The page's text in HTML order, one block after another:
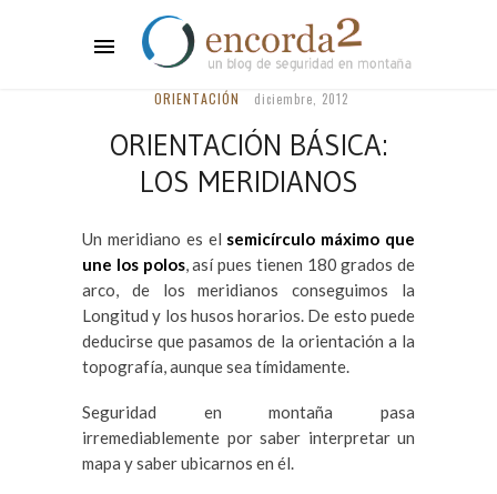
ORIENTACIÓN diciembre, 2012
ORIENTACIÓN BÁSICA:
LOS MERIDIANOS
Un meridiano es el semicírculo máximo que
une los polos, así pues tienen 180 grados de
arco, de los meridianos conseguimos la
Longitud y los husos horarios. De esto puede
deducirse que pasamos de la orientación a la
topografía, aunque sea tímidamente.
Seguridad en montaña pasa
irremediablemente por saber interpretar un
mapa y saber ubicarnos en él.